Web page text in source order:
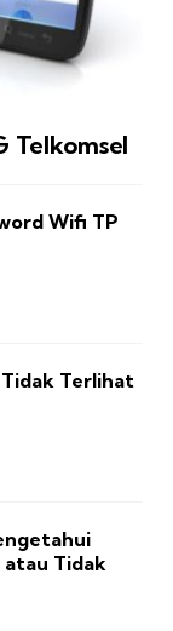
Telkomsel
Wifi TP
Terlihat
Tidak